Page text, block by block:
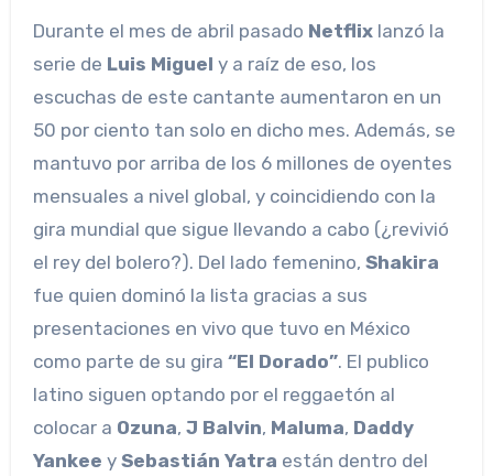
Durante el mes de abril pasado Netflixlanzó la
serie de Luis Miguel y a raíz de eso, los
escuchas de este cantante aumentaron en un
50 por ciento tan solo en dicho mes. Además, se
mantuvo por arriba de los 6 millones de oyentes
mensuales a nivel global, y coincidiendo con la
gira mundial que sigue llevando a cabo (¿revivió
el rey del bolero?). Del lado femenino, Shakira
fue quien dominó la lista gracias a sus
presentaciones en vivo que tuvo en México
como parte de su gira “El Dorado”. El publico
latino siguen optando por el reggaetón al
colocar a Ozuna, J Balvin, Maluma, Daddy
Yankee y Sebastián Yatra están dentro del